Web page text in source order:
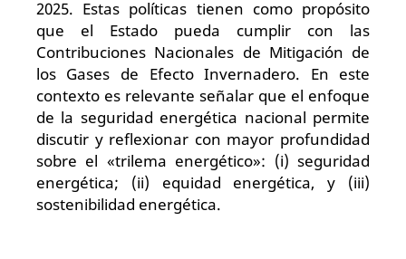
2025. Estas políticas tienen como propósito
que el Estado pueda cumplir con las
Contribuciones Nacionales de Mitigación de
los Gases de Efecto Invernadero. En este
contexto es relevante señalar que el enfoque
de la seguridad energética nacional permite
discutir y reflexionar con mayor profundidad
sobre el «trilema energético»: (i) seguridad
energética; (ii) equidad energética, y (iii)
sostenibilidad energética.